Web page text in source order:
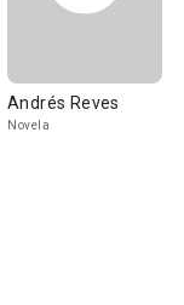
Andrés Reves
Novela